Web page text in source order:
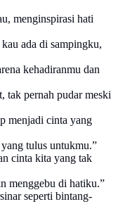
menginspirasi hati
ada di sampingku,
kehadiranmu dan
tak pernah pudar meski
menjadi cinta yang
tulus untukmu.”
cinta kita yang tak
menggebu di hatiku.”
seperti bintang-